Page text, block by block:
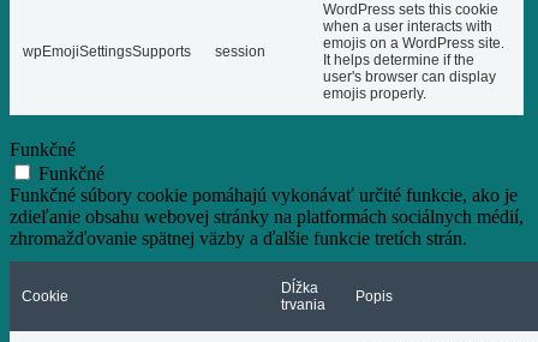
wpEmojiSettingsSupports session
WordPress sets this cookie
when a user interacts with
emojis on a WordPress site.
It helps determine if the
user's browser can display
emojis properly.
Funkčné
Funkčné
Funkčné súbory cookie pomáhajú vykonávať určité funkcie, ako je
zdieľanie obsahu webovej stránky na platformách sociálnych médií,
zhromažďovanie spätnej väzby a ďalšie funkcie tretích strán.
Cookie
Dĺžka
trvania
Popis